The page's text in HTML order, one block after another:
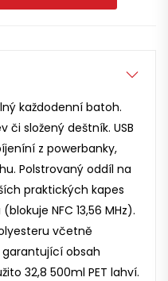
každodenní batoh.
či složený deštník. USB
z powerbanky,
Polstrovaný oddíl na
praktických kapes
NFC 13,56 MHz).
včetně
garantující obsah
32,8 500ml PET lahví.